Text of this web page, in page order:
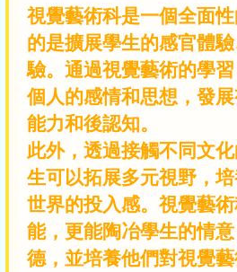
視覺藝術科是一個全面
的是擴展學生的感官體
驗。通過視覺藝術的學
個人的感情和思想，發
能力和後認知。
此外，透過接觸不同文
生可以拓展多元視野，
世界的投入感。視覺藝
能，更能陶冶學生的情
德，並培養他們對視覺藝